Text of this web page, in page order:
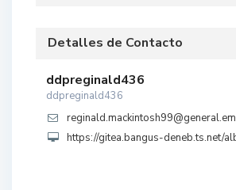
Detalles de Contacto
ddpreginald436
ddpreginald436
https://gitea.bangus-deneb.ts.net/